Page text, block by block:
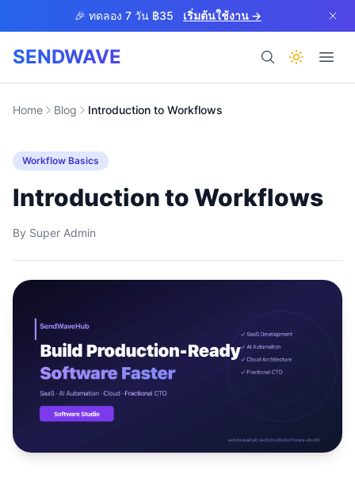
Skip to main content🎉 ทดลอง 7 วัน ฿35 เริ่มต้นใช้งาน →
SENDWAVE
ผลิตภัณฑ์
ช่วยเหลือ
Studio NEW
Home Blog Introduction to Workflows
Workflow Basics
Introduction to Workflows
By Super Admin